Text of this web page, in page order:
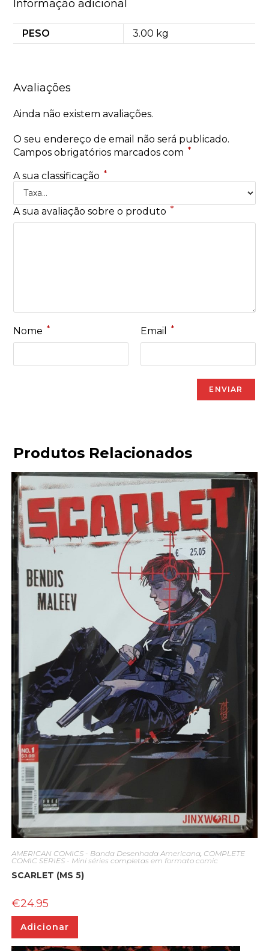
Informação adicional
PESO 3.00 kg
Avaliações
Ainda não existem avaliações.
O seu endereço de email não será publicado.
Campos obrigatórios marcados com *
A sua classificação *
A sua avaliação sobre o produto *
Nome * Email *
Produtos Relacionados
AMERICAN COMICS - Banda Desenhada Americana, COMPLETE
COMIC SERIES - Mini séries completas em formato comic
SCARLET (MS 5)
€24.95
Adicionar